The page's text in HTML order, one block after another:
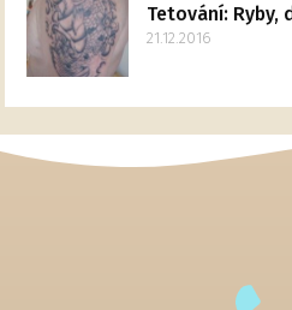
Tetování:
21.12.2016